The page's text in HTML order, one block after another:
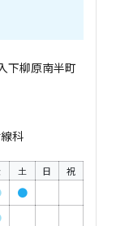
下柳原南半町
科
土 日 祝
●